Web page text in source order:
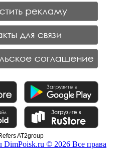
AT2group
© 2026 Все права